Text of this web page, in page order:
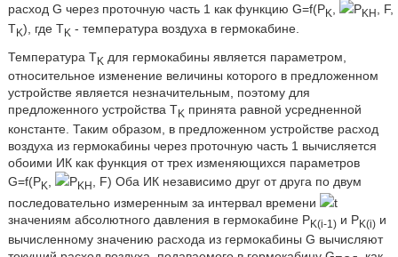
расход G через проточную часть 1 как функцию G=f(РK РKH
, F,
ТK), где ТK - температура воздуха в гермокабине.
Температура ТK для гермокабины является параметром,
относительное изменение величины которого в предложенном
устройстве является незначительным, поэтому для
предложенного устройства ТK принята равной усредненной
константе. Таким образом, в предложенном устройстве расход
воздуха из гермокабины через проточную часть 1 вычисляется
обоими ИК как функция от трех изменяющихся параметров
G=f(PK PKH
, F) Оба ИК независимо друг от друга по двум
последовательно измеренным за интервал времени
t
значениям абсолютного давления в гермокабине РK(i-1) и РK(i) и
вычисленному значению расхода из гермокабины G вычисляют